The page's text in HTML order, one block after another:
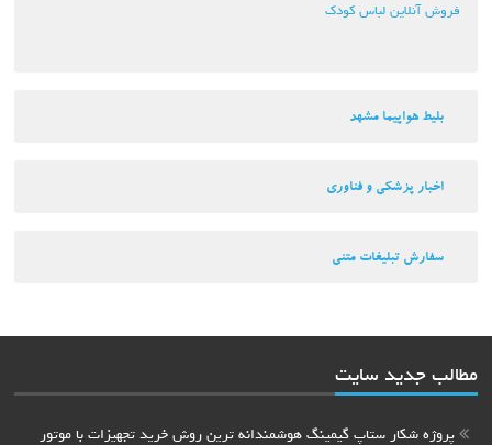
فروش آنلاین لباس کودک
بلیط هواپیما مشهد
اخبار پزشکی و فناوری
سفارش تبلیغات متنی
مطالب جدید سایت
پروژه شکار ستاپ گیمینگ هوشمندانه ترین روش خرید تجهیزات با موتور